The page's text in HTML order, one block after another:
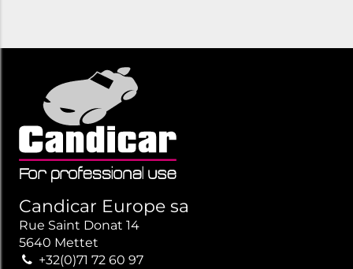
Candicar Europe sa
Rue Saint Donat 14
5640 Mettet
+32(0)71 72 60 97